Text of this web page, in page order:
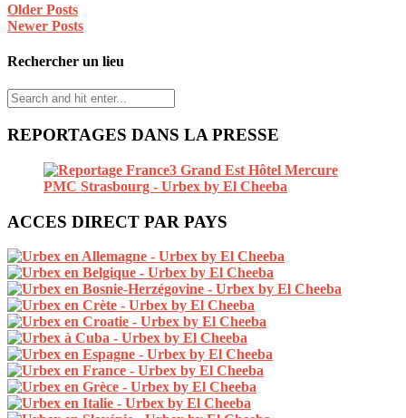
Older Posts
Newer Posts
Rechercher un lieu
REPORTAGES DANS LA PRESSE
ACCES DIRECT PAR PAYS